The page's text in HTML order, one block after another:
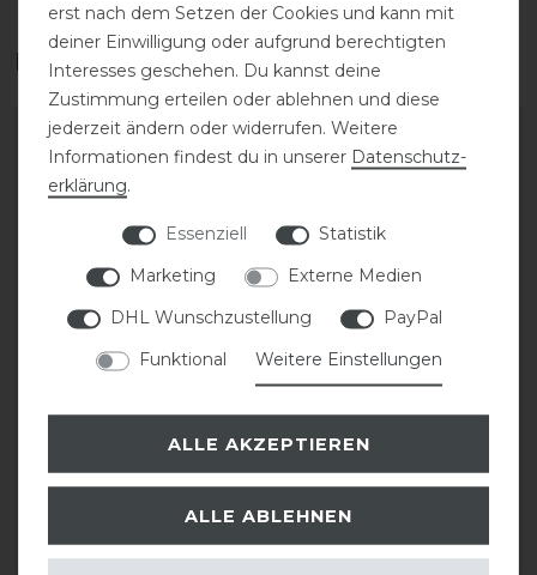
Das perfekte Zubehör für dich
-14%
18,00 € *
-15%
HKM Gummistiefel Maui
statt 31,95 €
27,00 € *
1 Paar
erst nach dem Setzen der Cookies und kann mit
deiner Einwilligung oder aufgrund berechtigten
Interesses geschehen. Du kannst deine
Zustimmung erteilen oder ablehnen und diese
jederzeit ändern oder widerrufen. Weitere
Informationen findest du in unserer Daten­schutz­
erklärung.
Essenziell
Statistik
Marketing
Externe Medien
DHL Wunschzustellung
PayPal
Funktional
Weitere Einstellungen
ALLE AKZEPTIEREN
ALLE ABLEHNEN